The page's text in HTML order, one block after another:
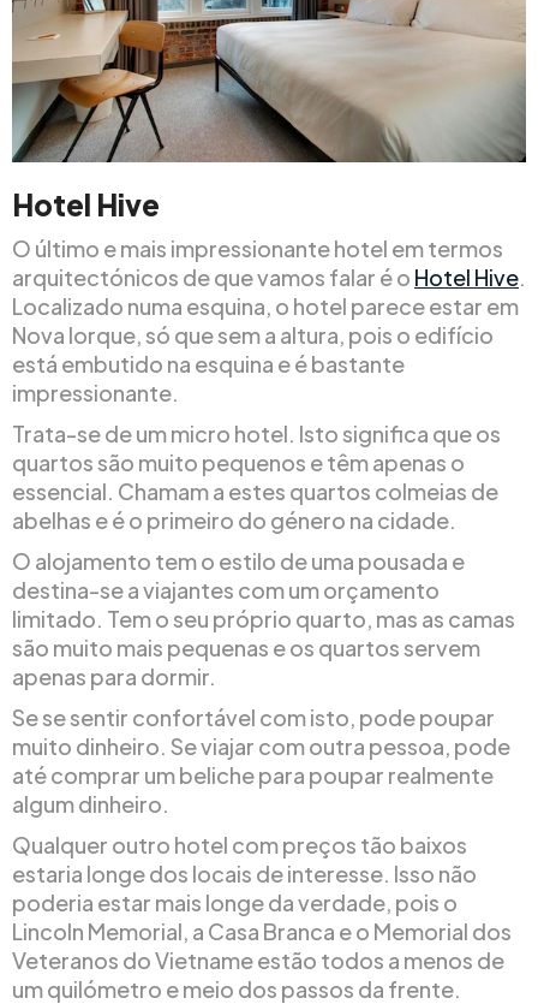
Hotel Hive
O último e mais impressionante hotel em termos
arquitectónicos de que vamos falar é o Hotel Hive.
Localizado numa esquina, o hotel parece estar em
Nova Iorque, só que sem a altura, pois o edifício
está embutido na esquina e é bastante
impressionante.
Trata-se de um micro hotel. Isto significa que os
quartos são muito pequenos e têm apenas o
essencial. Chamam a estes quartos colmeias de
abelhas e é o primeiro do género na cidade.
O alojamento tem o estilo de uma pousada e
destina-se a viajantes com um orçamento
limitado. Tem o seu próprio quarto, mas as camas
são muito mais pequenas e os quartos servem
apenas para dormir.
Se se sentir confortável com isto, pode poupar
muito dinheiro. Se viajar com outra pessoa, pode
até comprar um beliche para poupar realmente
algum dinheiro.
Qualquer outro hotel com preços tão baixos
estaria longe dos locais de interesse. Isso não
poderia estar mais longe da verdade, pois o
Lincoln Memorial, a Casa Branca e o Memorial dos
Veteranos do Vietname estão todos a menos de
um quilómetro e meio dos passos da frente.